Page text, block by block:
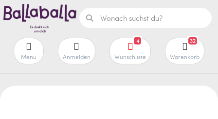
Menü Anmelden
4
Wunschliste
32
Warenkorb